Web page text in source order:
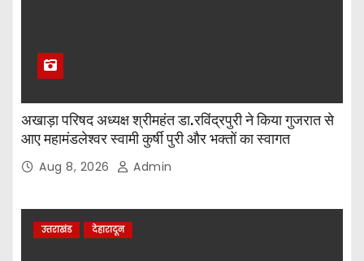
अखाड़ा परिषद अध्यक्ष श्रीमहंत डा.रविंद्रपुरी ने किया गुजरात से
आए महामंडलेश्वर स्वामी कुर्षी पुरी और भक्तों का स्वागत
Aug 8, 2026 Admin
उत्तराखंड देहारादून